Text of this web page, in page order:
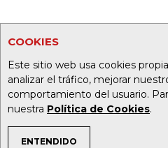
COOKIES
Este sitio web usa cookies
analizar el tráfico, mejorar
comportamiento del usuario.
nuestra Política de Cookies.
ENTENDIDO